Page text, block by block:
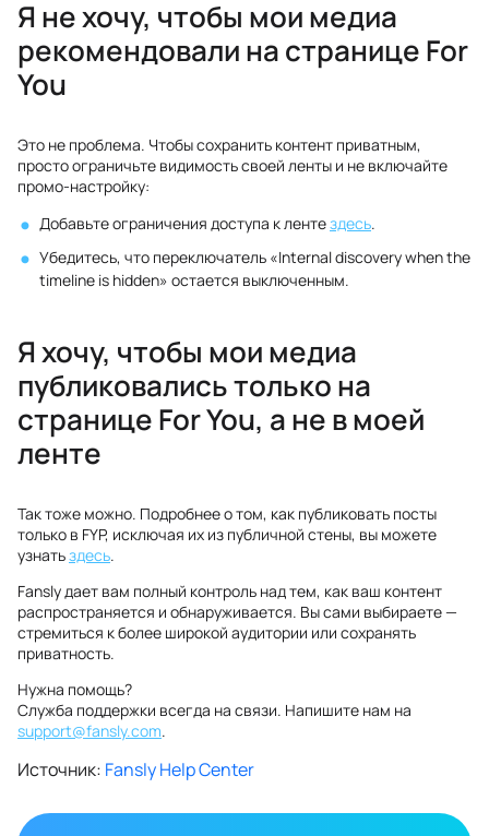
Я не хочу, чтобы мои медиа
рекомендовали на странице For
You
Это не проблема. Чтобы сохранить контент приватным,
просто ограничьте видимость своей ленты и не включайте
промо-настройку:
Добавьте ограничения доступа к лентездесь.
Убедитесь, что переключатель «Internal discovery when the
timeline is hidden» остается выключенным.
Я хочу, чтобы мои медиа
публиковались только на
странице For You, а не в моей
ленте
Так тоже можно. Подробнее о том, как публиковать посты
только в FYP, исключая их из публичной стены, вы можете
узнатьздесь.
Fansly дает вам полный контроль над тем, как ваш контент
распространяется и обнаруживается. Вы сами выбираете —
стремиться к более широкой аудитории или сохранять
приватность.
Нужна помощь?
Служба поддержки всегда на связи. Напишите нам на
support@fansly.com.
Источник: Fansly Help Center